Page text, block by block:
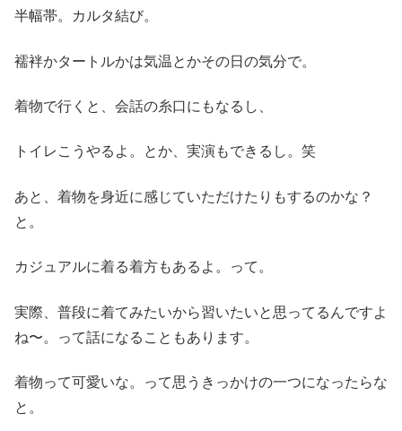
半幅帯。カルタ結び。
襦袢かタートルかは気温とかその日の気分で。
着物で行くと、会話の糸口にもなるし、
トイレこうやるよ。とか、実演もできるし。笑
あと、着物を身近に感じていただけたりもするのかな？
と。
カジュアルに着る着方もあるよ。って。
実際、普段に着てみたいから習いたいと思ってるんですよ
ね〜。って話になることもあります。
着物って可愛いな。って思うきっかけの一つになったらな
と。